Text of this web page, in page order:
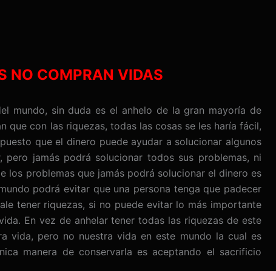
NO COMPRAN VIDAS
mundo, sin duda es el anhelo de la gran mayoría de
que con las riquezas, todas las cosas se les haría fácil,
que el dinero puede ayudar a solucionar algunos
pero jamás podrá solucionar todos sus problemas, ni
los problemas que jamás podrá solucionar el dinero es
podrá evitar que una persona tenga que padecer
tener riquezas, si no puede evitar lo más importante
En vez de anhelar tener todas las riquezas de este
vida, pero no nuestra vida en este mundo la cual es
manera de conservarla es aceptando el sacrificio